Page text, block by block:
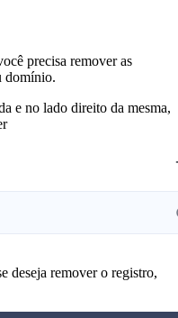
precisa remover as
domínio.
e no lado direito da mesma,
deseja remover o registro,